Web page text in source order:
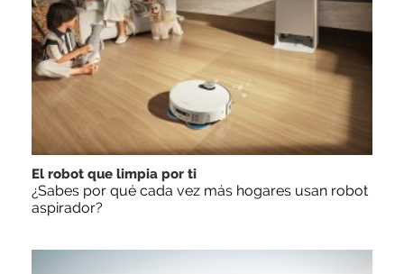
El robot que limpia por ti
¿Sabes por qué cada vez más hogares usan robot
aspirador?